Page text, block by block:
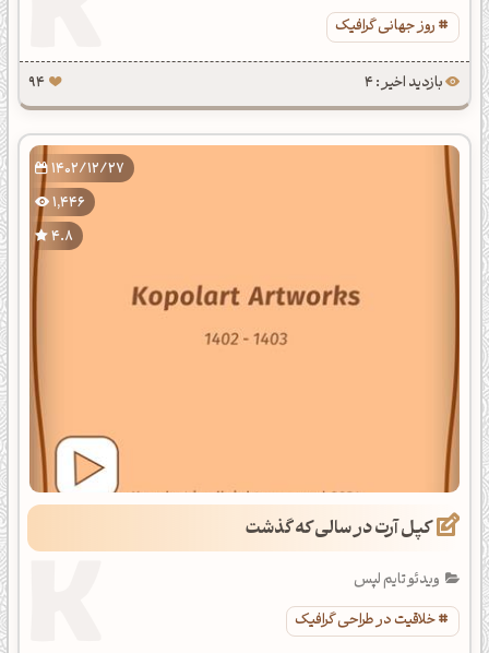
روز جهانی گرافیک
بازدید اخیر : 4 94
1402/12/27
1,446
4.8
کپل آرت در سالی که گذشت
ویدئو تایم لپس
خلاقیت در طراحی گرافیک